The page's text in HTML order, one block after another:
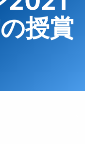
授賞